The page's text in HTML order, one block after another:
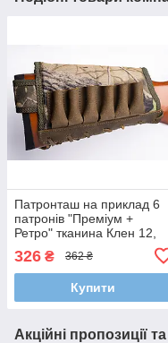
Патронташ на приклад 6
патронів "Преміум +
Ретро" тканина Клен 12,
326 ₴ 362 ₴
Купити
Акційні пропозиції